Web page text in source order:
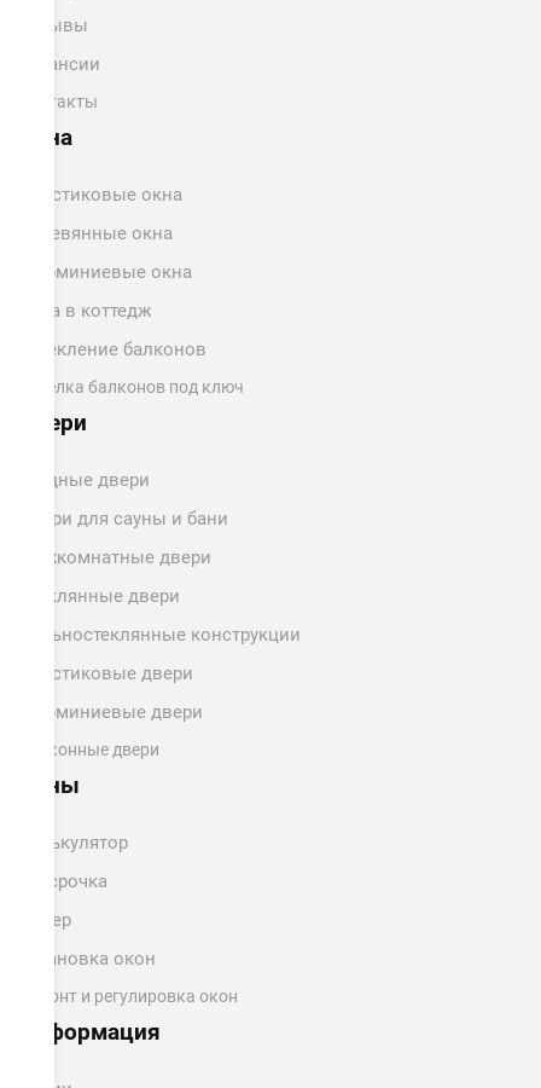
Отзывы
Вакансии
Контакты
Окна
Пластиковые окна
Деревянные окна
Алюминиевые окна
Окна в коттедж
Остекление балконов
Отделка балконов под ключ
Двери
Входные двери
Двери для сауны и бани
Межкомнатные двери
Стеклянные двери
Цельностеклянные конструкции
Пластиковые двери
Алюминиевые двери
Балконные двери
Цены
Калькулятор
Рассрочка
Замер
Установка окон
Ремонт и регулировка окон
Информация